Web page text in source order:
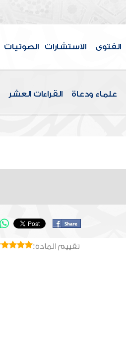
الفتوى الاستشارات الصوتيات
علماء ودعاة القراءات العشر
تقييم المادة: